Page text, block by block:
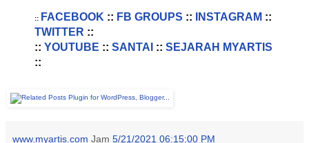
:: FACEBOOK :: FB GROUPS :: INSTAGRAM ::
TWITTER ::
:: YOUTUBE :: SANTAI :: SEJARAH MYARTIS
::
www.myartis.com Jam 5/21/2021 06:15:00 PM